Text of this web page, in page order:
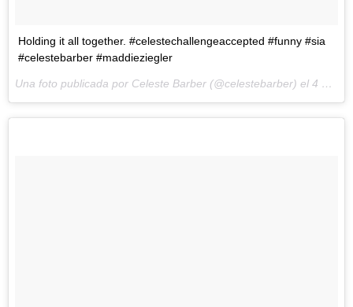
Holding it all together. #celestechallengeaccepted #funny #sia
#celestebarber #maddieziegler
Una foto publicada por Celeste Barber (@celestebarber) el 4 de Abr de 2016 a la(s) 1:15 PDT